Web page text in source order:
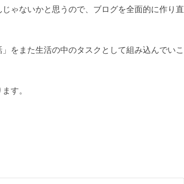
ゃないかと思うので、ブログを全面的に作り直
をまた生活の中のタスクとして組み込んでいこ
す。